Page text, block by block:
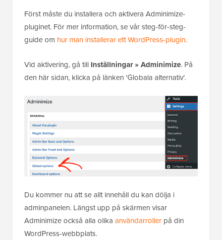
Först måste du installera och aktivera Adminimize-
pluginet. För mer information, se vår steg-för-steg-
guide om hur man installerar ett WordPress-plugin.
Vid aktivering, gå till Inställningar » Adminimize. På
den här sidan, klicka på länken 'Globala alternativ'.
Du kommer nu att se allt innehåll du kan dölja i
adminpanelen. Längst upp på skärmen visar
Adminimize också alla olika användarroller på din
WordPress-webbplats.